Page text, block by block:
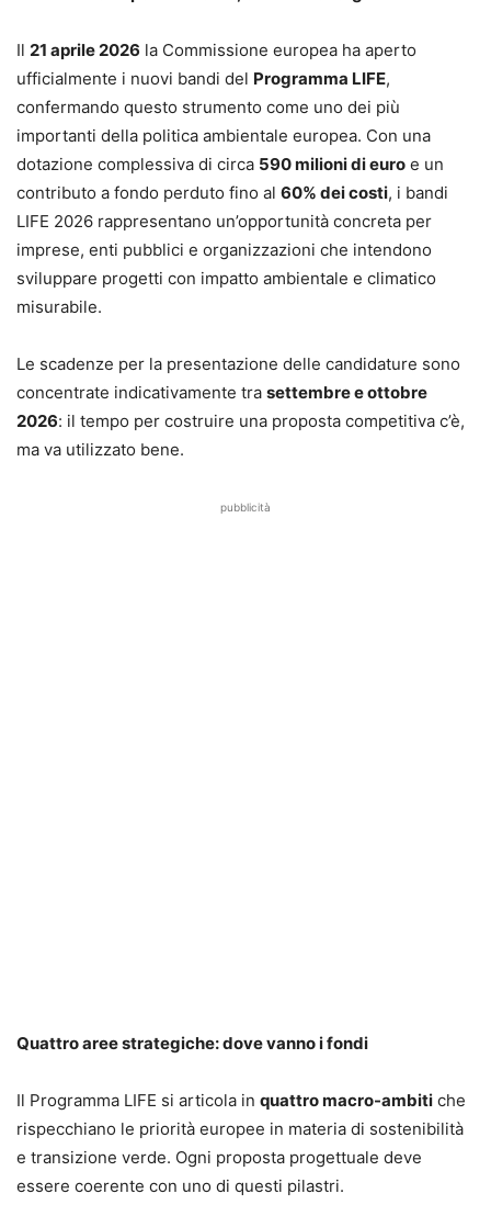
Il 21 aprile 2026 la Commissione europea ha aperto
ufficialmente i nuovi bandi del Programma LIFE,
confermando questo strumento come uno dei più
importanti della politica ambientale europea. Con una
dotazione complessiva di circa 590 milioni di euro e un
contributo a fondo perduto fino al 60% dei costi, i bandi
LIFE 2026 rappresentano un’opportunità concreta per
imprese, enti pubblici e organizzazioni che intendono
sviluppare progetti con impatto ambientale e climatico
misurabile.
Le scadenze per la presentazione delle candidature sono
concentrate indicativamente tra settembre e ottobre
2026: il tempo per costruire una proposta competitiva c’è,
ma va utilizzato bene.
pubblicità
Quattro aree strategiche: dove vanno i fondi
Il Programma LIFE si articola in quattro macro-ambiti che
rispecchiano le priorità europee in materia di sostenibilità
e transizione verde. Ogni proposta progettuale deve
essere coerente con uno di questi pilastri.